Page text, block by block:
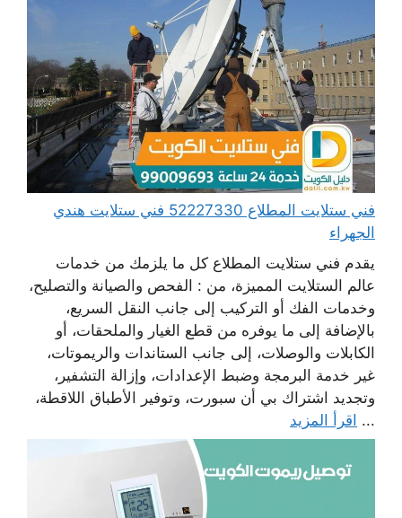
فني ستلايت المطلاع 52227330 فني ستلايت هندي
الجهراء
يقدم فني ستلايت المطلاع كل ما يلزمك من خدمات
عالم الستلايت المميزة، من : الفحص والصيانة والتصليح،
وخدمات الفك أو التركيب إلى جانب النقل السريع،
بالإضافة إلى ما يوفره من قطع الغيار والملحقات، أو
الكابلات والوصلات، إلى جانب الستاندات والريموتات،
غير خدمة البرمجة وضبط الإعدادات، وإزالة التشفير،
وتجديد اشتراك بي أن سبورت، وتوفير الأطباق اللاقطة،
... اقرأ المزيد